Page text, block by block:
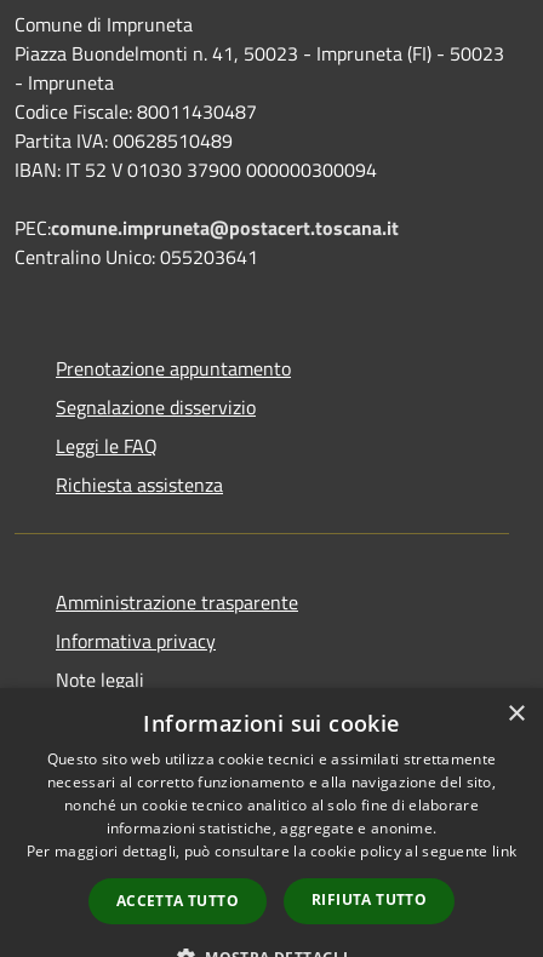
Comune di Impruneta
Piazza Buondelmonti n. 41, 50023 - Impruneta (FI) - 50023
- Impruneta
Codice Fiscale: 80011430487
Partita IVA: 00628510489
IBAN: IT 52 V 01030 37900 000000300094
PEC:comune.impruneta@postacert.toscana.it
Centralino Unico: 055203641
Prenotazione appuntamento
Segnalazione disservizio
Leggi le FAQ
Richiesta assistenza
Amministrazione trasparente
Informativa privacy
Note legali
Dichiarazione di accessibilità
RSS
Accessibilità
Copyright © 2026 • Comune di
Impruneta • Powered by
Municipium•
Accesso
redazione
×
Informazioni sui cookie
Questo sito web utilizza cookie tecnici e assimilati strettamente
necessari al corretto funzionamento e alla navigazione del sito,
nonché un cookie tecnico analitico al solo fine di elaborare
informazioni statistiche, aggregate e anonime.
Per maggiori dettagli, può consultare la cookie policy al seguente link
ACCETTA TUTTO RIFIUTA TUTTO